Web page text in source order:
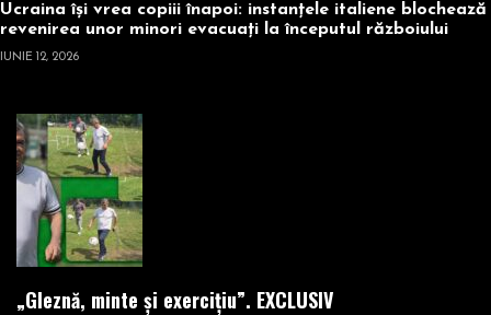
Ucraina își vrea copiii înapoi: instanțele italiene blochează
revenirea unor minori evacuați la începutul războiului
IUNIE 12, 2026
„Gleznă, minte și exercițiu”. EXCLUSIV